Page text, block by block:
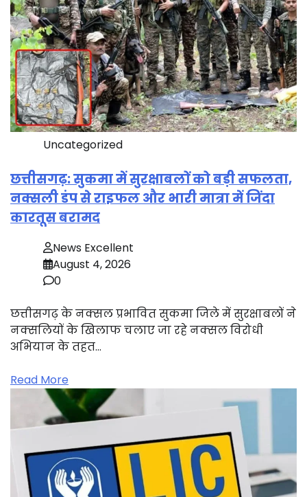
Uncategorized
छत्तीसगढ़: सुकमा में सुरक्षाबलों को बड़ी सफलता,
नक्सली डंप से राइफल और भारी मात्रा में जिंदा
कारतूस बरामद
News Excellent
August 4, 2026
0
छत्तीसगढ़ के नक्सल प्रभावित सुकमा जिले में सुरक्षाबलों ने
नक्सलियों के खिलाफ चलाए जा रहे नक्सल विरोधी
अभियान के तहत…
Read More